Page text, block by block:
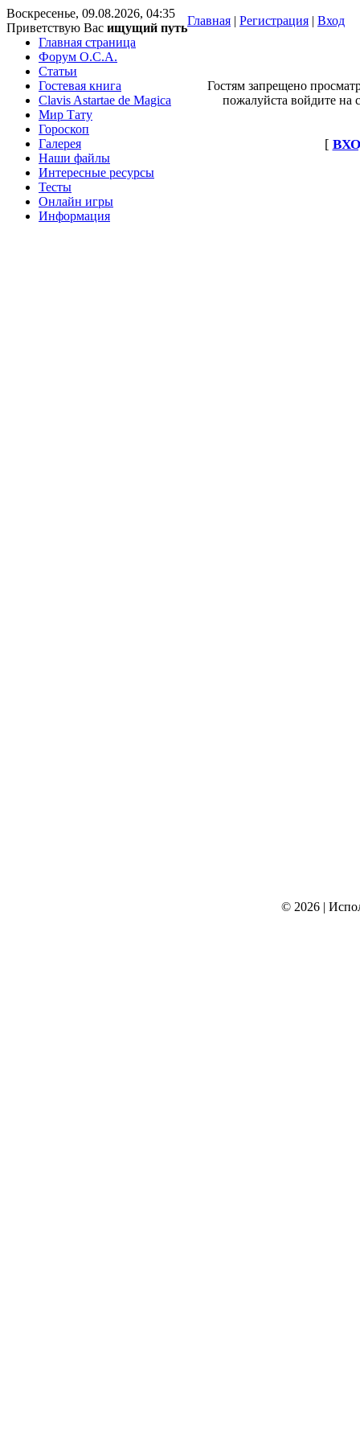
Воскресенье, 09.08.2026, 04:35
Приветствую Вас ищущий путь
Главная | Регистрация | Вход
Главная страница
Форум O.C.A.
Статьи
Гостевая книга
Clavis Astartae de Magica
Мир Тату
Гороскоп
Галерея
Наши файлы
Интересные ресурсы
Тесты
Онлайн игры
Информация
Гостям запрещено
пожалуйста войдите на
[
© 2026|